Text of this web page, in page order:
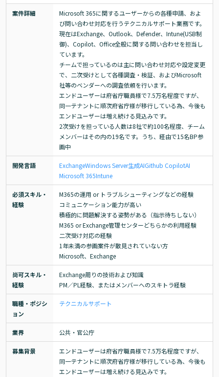
案件詳細
Microsoft 365に関するユーザーからの各種申請、およ
び問い合わせ対応を行うテクニカルサポート業務です。
現在はExchange、Outlook、Defender、Intune(USB制
御)、Copilot、Office全般に関する問い合わせを担当し
ています。
チームで担っているのは主に問い合わせ対応や設定変更
で、二次受けとして各種調査・検証、およびMicrosoft
社等のベンダーへの調査依頼を行います。
エンドユーザーは府省庁職員様で7.5万名程度ですが、
同一テナントに順次府省庁様が移行している為、今後も
エンドユーザーは増え続ける見込みです。
2次受けを担っている人数は8社で約100名程度、チーム
メンバーはその内の19名です。うち、経由で15名BP参
画中
開発言語 ExchangeWindows Server生成AIGithub CopilotAI
Microsoft 365Intune
必須スキル・
経験
M365の運用 or トラブルシューティングなどの経験
コミュニケーション能力が高い
積極的に問題解決する姿勢がある（指示待ちしない）
M365 or Exchange管理センターどちらかの利用経験
二次受け対応の経験
1年未満の参画案件が散見されていない方
Microsoft、Exchange
尚可スキル・
経験
Exchange周りの技術および知識
PM／PL経験、またはメンバーへのスキトラ経験
職種・ポジシ
ョン
テクニカルサポート
業界 公共・官公庁
募集背景
エンドユーザーは府省庁職員様で7.5万名程度ですが、
同一テナントに順次府省庁様が移行している為、今後も
エンドユーザーは増え続ける見込みです。